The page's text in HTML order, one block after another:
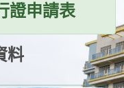
證申請表
料